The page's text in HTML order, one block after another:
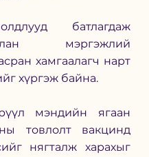
батлагдаж
мэргэжлий
хамгаалагч нарт
хүргэж байна.
мэндийн ягаан
товлолт вакцинд
нягталж харахыг